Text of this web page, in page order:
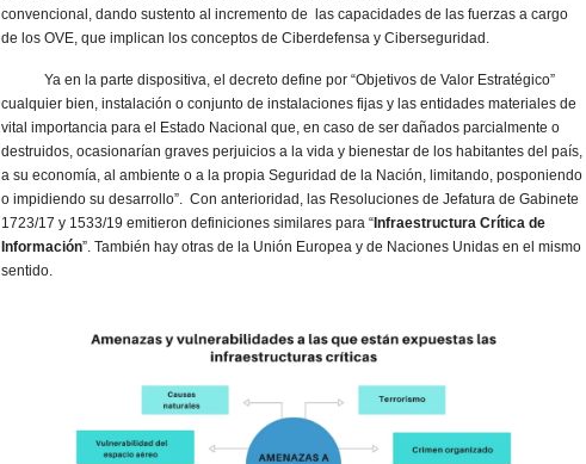
convencional, dando sustento al incremento de las capacidades de las fuerzas a cargo
de los OVE, que implican los conceptos de Ciberdefensa y Ciberseguridad.
Ya en la parte dispositiva, el decreto define por “Objetivos de Valor Estratégico”
cualquier bien, instalación o conjunto de instalaciones fijas y las entidades materiales de
vital importancia para el Estado Nacional que, en caso de ser dañados parcialmente o
destruidos, ocasionarían graves perjuicios a la vida y bienestar de los habitantes del país,
a su economía, al ambiente o a la propia Seguridad de la Nación, limitando, posponiendo
o impidiendo su desarrollo”. Con anterioridad, las Resoluciones de Jefatura de Gabinete
1723/17 y 1533/19 emitieron definiciones similares para “ Infraestructura Crítica de
Información”. También hay otras de la Unión Europea y de Naciones Unidas en el mismo
sentido.